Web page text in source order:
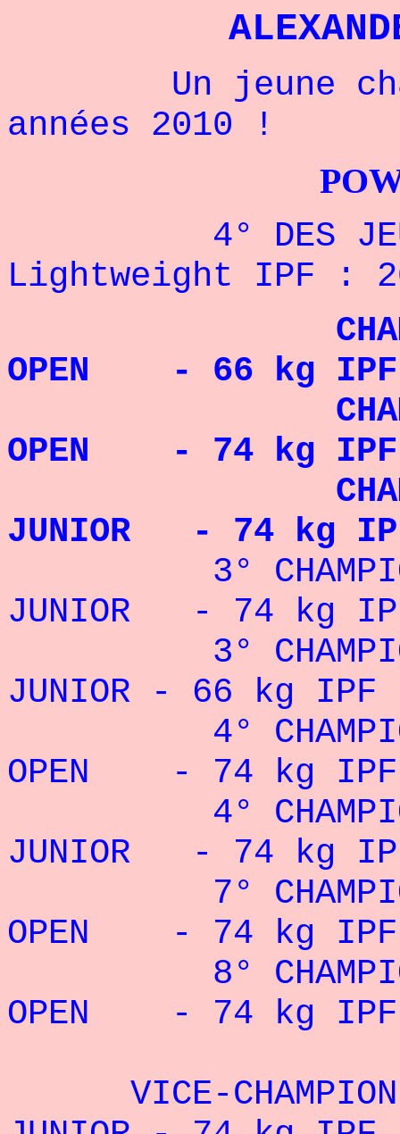
Un jeune
années 2010 !
4° DES JEUX
Lightweight IPF :
CHAMPION
OPEN - 66 kg
CHAMPION
OPEN - 74 kg
CHAMPION
JUNIOR - 74 kg
3°
JUNIOR - 74 kg
3°
JUNIOR - 66 kg IPF
4°
OPEN
- 74 kg IPF
4°
JUNIOR - 74 kg
7°
OPEN
- 74 kg IPF
8°
OPEN
- 74 kg IPF
VICE-CHAMPION